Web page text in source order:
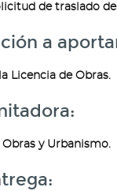
de traslado
a
Licencia de Obras.
y Urbanismo.